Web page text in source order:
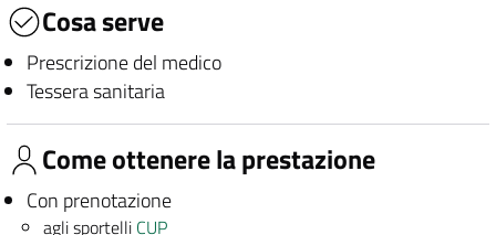
Cosa serve
Prescrizione del medico
Tessera sanitaria
Come ottenere la prestazione
Con prenotazione
agli sportelli CUP